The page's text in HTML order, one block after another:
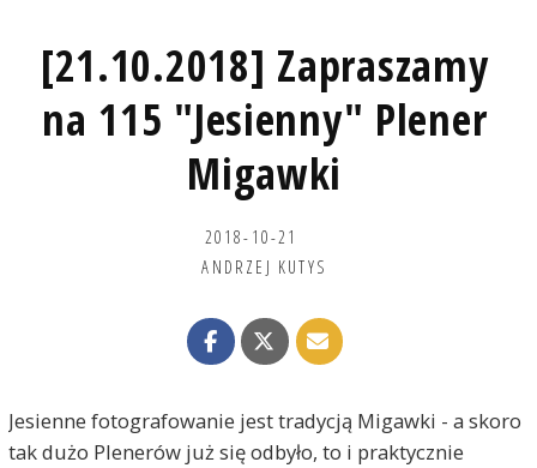
[21.10.2018] Zapraszamy
na 115 "Jesienny" Plener
Migawki
2018-10-21
ANDRZEJ KUTYS
Jesienne fotografowanie jest tradycją Migawki - a skoro
tak dużo Plenerów już się odbyło, to i praktycznie